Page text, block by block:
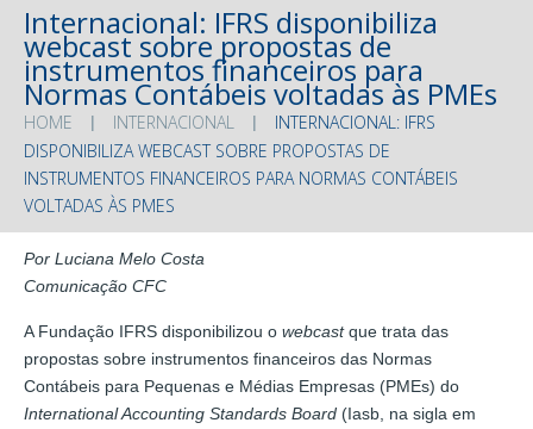
Internacional: IFRS disponibiliza
webcast sobre propostas de
instrumentos financeiros para
Normas Contábeis voltadas às PMEs
HOME INTERNACIONAL
INTERNACIONAL: IFRS
DISPONIBILIZA WEBCAST SOBRE PROPOSTAS DE
INSTRUMENTOS FINANCEIROS PARA NORMAS CONTÁBEIS
VOLTADAS ÀS PMES
Por Luciana Melo Costa
Comunicação CFC
A Fundação IFRS disponibilizou o webcastque trata das
propostas sobre instrumentos financeiros das Normas
Contábeis para Pequenas e Médias Empresas (PMEs) do
International Accounting Standards Board (Iasb, na sigla em